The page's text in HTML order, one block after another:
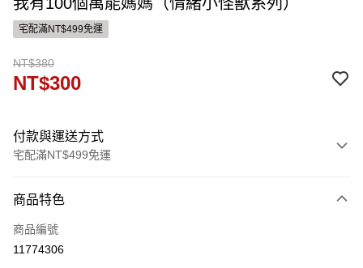
宅配滿NT$499免運
NT$380
NT$300
付款與運送方式
宅配滿NT$499免運
信用卡一次付款
運送方式
商品特色
商品編號
11774306